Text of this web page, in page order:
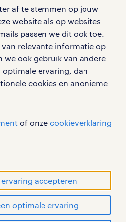
af te stemmen op jouw
website als op websites
passen we dit ook toe.
relevante informatie op
we ook gebruik van andere
optimale ervaring, dan
cookies en anonieme
of onze cookieverklaring
accepteren
optimale ervaring
inspiratie.
N.V.